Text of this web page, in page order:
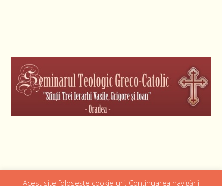
Acest site folosește cookie-uri. Continuarea navigării